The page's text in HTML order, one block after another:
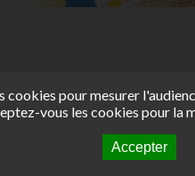
cookies pour mesurer
vous les cookies pour la
Accepter